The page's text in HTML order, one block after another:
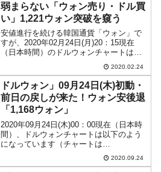
弱まらない「ウォン売り・ドル買
い」1,221ウォン突破を窺う
安値進行を続ける韓国通貨「ウォン」で
すが、2020年02月24日(月)20：15現在
（日本時間）のドルウォンチャートは以
下のようになっています（チャートは
『Investing.com』より引用）。ローソク
足1本が1分間の値動きを示す「1分足...
2020.02.24
ドルウォン」09月24日(木)初動・
前日の戻しが来た！ウォン安後退
「1,168ウォン」
2020年09月24日(木)00：00現在（日本時
間）、ドルウォンチャートは以下のよう
になっています（チャートは
『Investing.com』より引用：以下同）。
前日の急激な上昇に対する戻しが来まし
2020.09.24